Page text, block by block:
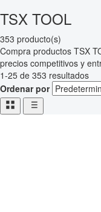
TSX TOOL
353 producto(s)
Compra productos TSX
precios competitivos y
1-25 de 353 resultados
Ordenar por